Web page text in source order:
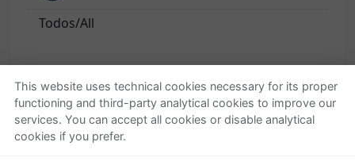
Todos/All
Quienes somos
Empresa
Ayuda
This website uses technical cookies necessary for its proper
functioning and third-party analytical cookies to improve our
services. You can accept all cookies or disable analytical
cookies if you prefer.